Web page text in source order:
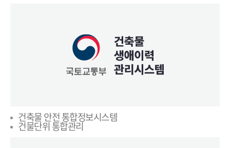
건축물 안전 통합정보시스템
건물단위 통합관리